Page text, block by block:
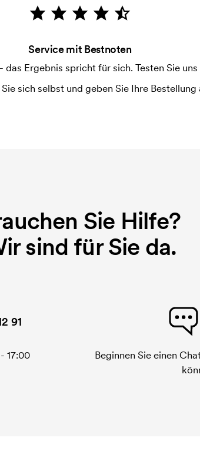
Service mit Bestnoten
Ergebnis spricht für sich. Testen Sie
sich selbst und geben Sie Ihre Bestellung
Sie Hilfe?
sind für Sie da.
91
17:00
Beginnen Sie einen